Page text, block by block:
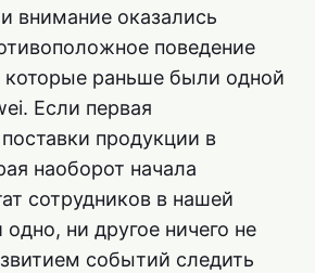
внимание оказались
поведение
которые раньше были одной
Если первая
продукции в
наоборот начала
сотрудников в нашей
ни другое ничего не
событий следить